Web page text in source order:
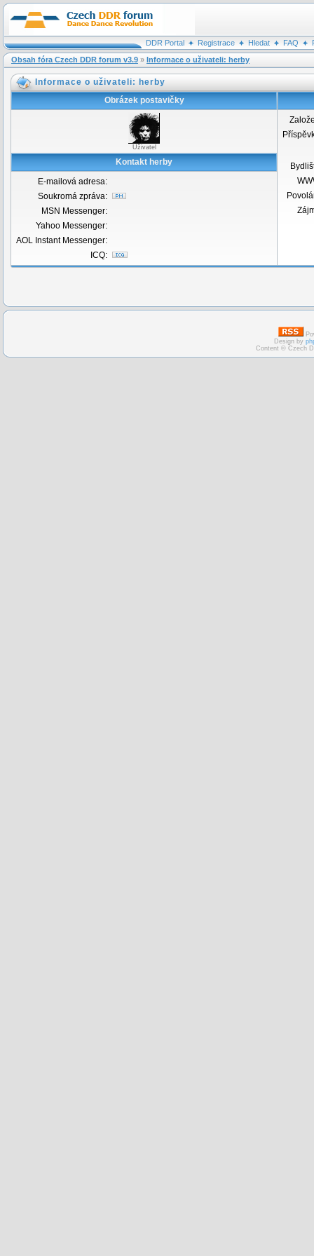
DDR Portal Registrace Hledat FAQ
Obsah fóra Czech DDR forum v3.9 » Informace o uživateli: herby
Informace o uživateli: herby
Obrázek postavičky
Uživatel
Kontakt herby
E-mailová adresa:
Soukromá zpráva:
MSN Messenger:
Yahoo Messenger:
AOL Instant Messenger:
ICQ:
Design by
Content © Czech